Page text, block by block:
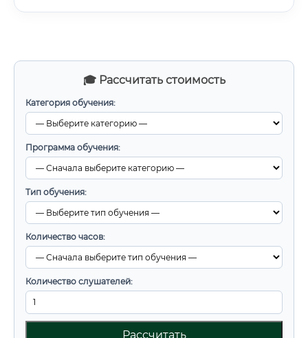
🎓 Рассчитать стоимость
Категория обучения:
Программа обучения:
Тип обучения:
Количество часов:
Количество слушателей:
Рассчитать